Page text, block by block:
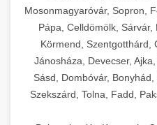
Mosonmagyaróvár, Sopron,
Pápa, Celldömölk, Sárvár,
Körmend, Szentgotthárd,
Jánosháza, Devecser,
Sásd, Dombóvár,
Szekszárd, Tolna, Fadd,